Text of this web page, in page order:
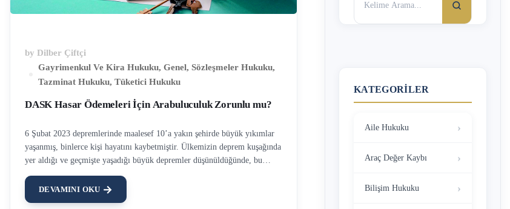
by Dilber Çiftçi
Gayrimenkul Ve Kira Hukuku, Genel, Sözleşmeler Hukuku,
Tazminat Hukuku, Tüketici Hukuku
DASK Hasar Ödemeleri İçin Arabuluculuk Zorunlu mu?
6 Şubat 2023 depremlerinde maalesef 10’a yakın şehirde büyük yıkımlar
yaşanmış, binlerce kişi hayatını kaybetmiştir. Ülkemizin deprem kuşağında
yer aldığı ve geçmişte yaşadığı büyük depremler düşünüldüğünde, bu
alınmadığı da görülecektir. DASK 1999 Depremleri sonucunda yaşanan
ihtiyaçlar doğrultusunda yürürlüğe giren bir korumadır. DASK bir tercih
DEVAMINI OKU
KATEGORILER
Aile Hukuku
Araç Değer Kaybı
Bilişim Hukuku